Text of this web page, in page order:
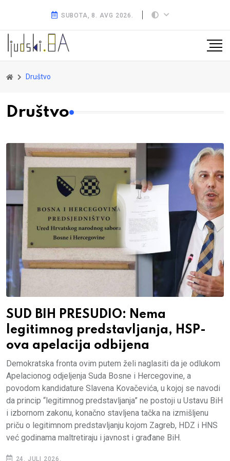
SUBOTA, 8. AVG 2026.
Društvo
Društvo
SUD BIH PRESUDIO: Nema
legitimnog predstavljanja, HSP-
ova apelacija odbijena
Demokratska fronta ovim putem želi naglasiti da je odlukom
Apelacionog odjeljenja Suda Bosne i Hercegovine, a
povodom kandidature Slavena Kovačevića, u kojoj se navodi
da princip “legitimnog predstavljanja” ne postoji u Ustavu BiH
i izbornom zakonu, konačno stavljena tačka na izmišljenu
priču o legitimnom predstavljanju kojom Zagreb, HDZ i HNS
već godinama maltretiraju i javnost i građane BiH.
24. JULI 2026.